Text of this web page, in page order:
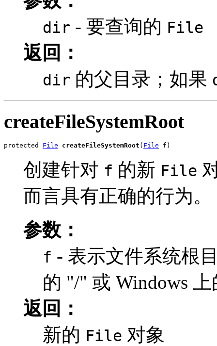
dir - 要查询的 File
返回：
dir 的父目录；如果
createFileSystemRoot
protected File createFileSystemRoot ( File f)
创建针对 f 的新 File
而言具有正确的行为。
参数：
f - 表示文件系统根
的 "/" 或 Windows
返回：
新的 File 对象